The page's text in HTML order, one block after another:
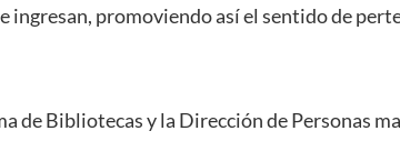
ingresan, promoviendo así el sentido de
de Bibliotecas y la Dirección de Personas